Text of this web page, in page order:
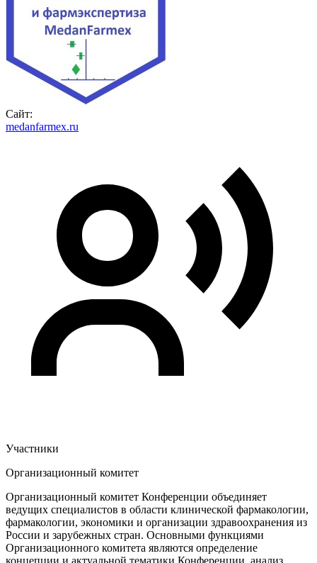
Сайт:
medanfarmex.ru
Участники
Организационный комитет
Организационный комитет Конференции объединяет
ведущих специалистов в области клинической фармакологии,
фармакологии, экономики и организации здравоохранения из
России и зарубежных стран. Основными функциями
Организационного комитета являются определение
концепции и актуальной тематики Конференции, анализ